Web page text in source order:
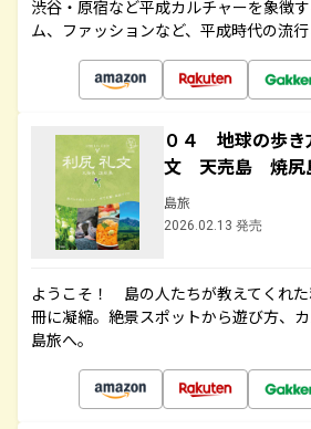
渋谷・原宿など平成カルチャーを象徴
ム、ファッションなど、平成時代の流行
０４ 地球の歩
文 天売島 焼尻
島旅
2026.02.13 発売
ようこそ！ 島の人たちが教えてくれ
冊に凝縮。絶景スポットから遊び方、カ
島旅へ。